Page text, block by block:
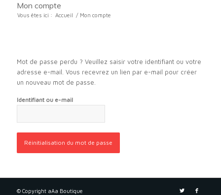
Mon compte
Vous êtes ici : Accueil / Mon compte
Mot de passe perdu ? Veuillez saisir votre identifiant ou votre
adresse e-mail. Vous recevrez un lien par e-mail pour créer
un nouveau mot de passe.
Identifiant ou e-mail
Réinitialisation du mot de passe
© Copyright aAa Boutique